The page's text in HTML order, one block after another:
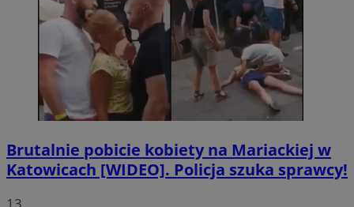
Brutalnie pobicie kobiety na Mariackiej w
Katowicach [WIDEO]. Policja szuka sprawcy!
13